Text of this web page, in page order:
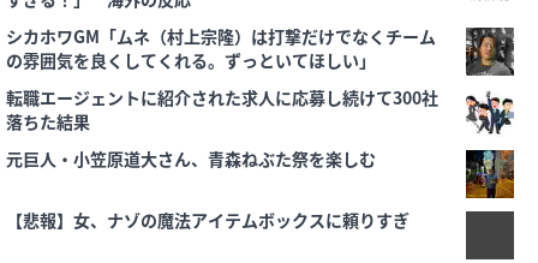
シカホワGM「ムネ（村上宗隆）は打撃だけでなくチーム
の雰囲気を良くしてくれる。ずっといてほしい」
転職エージェントに紹介された求人に応募し続けて300社
落ちた結果
元巨人・小笠原道大さん、青森ねぶた祭を楽しむ
【悲報】女、ナゾの魔法アイテムボックスに頼りすぎ